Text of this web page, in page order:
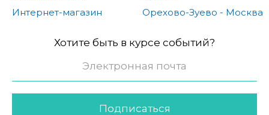
Интернет-магазин
Орехово-Зуево - Москва
Хотите быть в курсе событий?
Подписаться